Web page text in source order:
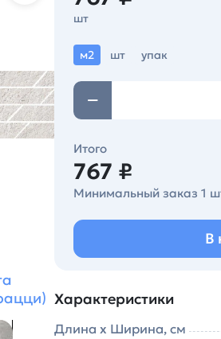
шт
м2 шт упак
Итого
767 ₽
Минимальный заказ 1
В
Характеристики
Длина х Ширина, см